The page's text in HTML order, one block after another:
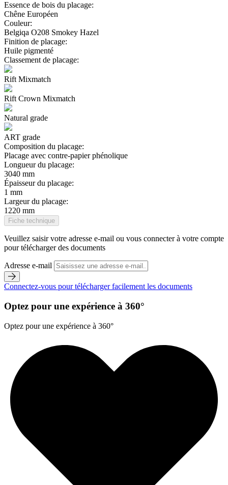
Essence de bois du placage:
Chêne Européen
Couleur:
Belgiqa O208 Smokey Hazel
Finition de placage:
Huile pigmenté
Classement de placage:
Rift Mixmatch
Rift Crown Mixmatch
Natural grade
ART grade
Composition du placage:
Placage avec contre-papier phénolique
Longueur du placage:
3040 mm
Épaisseur du placage:
1 mm
Largeur du placage:
1220 mm
Fiche technique
Veuillez saisir votre adresse e-mail ou vous connecter à votre compte
pour télécharger des documents
Adresse e-mail
Connectez-vous pour télécharger facilement les documents
Optez pour une expérience à 360°
Optez pour une expérience à 360°